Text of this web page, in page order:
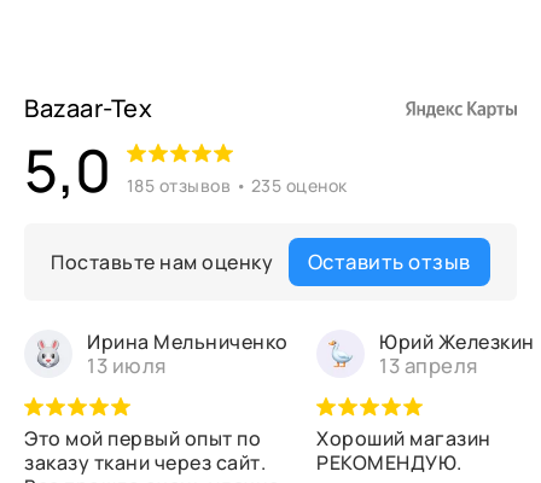
Bazaar-Tex
5,0 185 отзывов • 235 оценок
Поставьте нам оценку Оставить отзыв
Ирина Мельниченко
13 июля
Это мой первый опыт по
заказу ткани через сайт.
Юрий Железкин
13 апреля
Хороший магазин
РЕКОМЕНДУЮ.